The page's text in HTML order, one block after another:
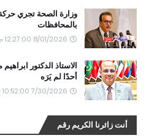
وزارة الصحة تجري
بالمحافظات
8/01/2026 12:27:00 ص
الاستاذ الدكتور
أحدًا لم يَرَه
7/30/2026 10:52:00 ص
أنت زائرنا الكريم رقم